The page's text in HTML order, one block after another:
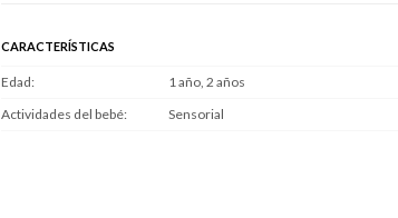
CARACTERÍSTICAS
Edad
1 año, 2 años
Actividades del bebé
Sensorial